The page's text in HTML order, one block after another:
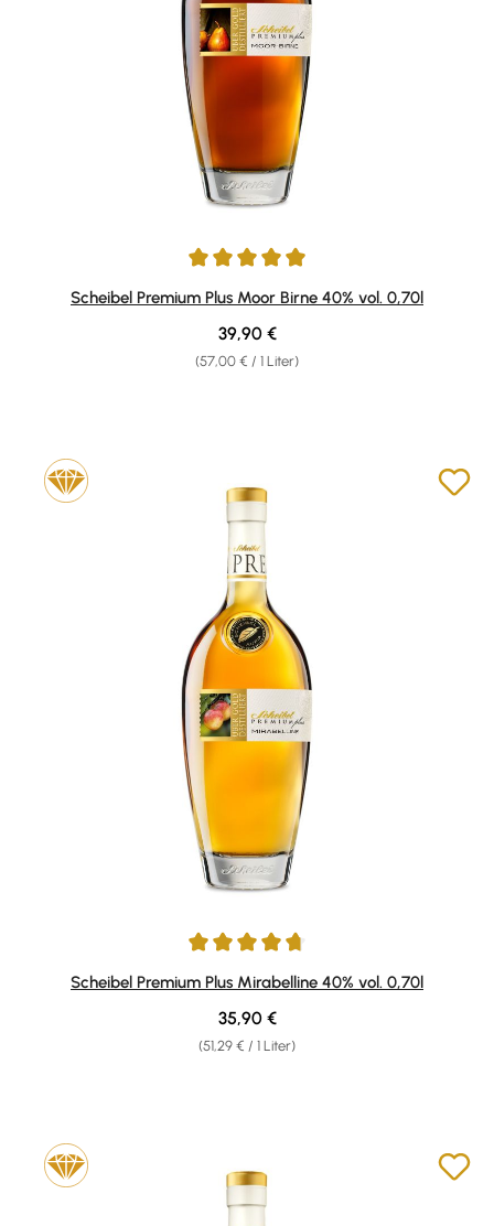
Durchschnittliche Bewertung von 4.93 von 5 Sternen
Scheibel Premium Plus Moor Birne 40% vol. 0,70l
(57,00 € / 1 Liter)
Regulärer Preis:
39,90 €
Durchschnittliche Bewertung von 4.81 von 5 Sternen
Scheibel Premium Plus Mirabelline 40% vol. 0,70l
(51,29 € / 1 Liter)
Regulärer Preis:
35,90 €